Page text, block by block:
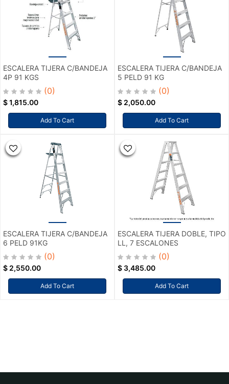
ESCALERA TIJERA C/BANDEJA
4P 91 KGS
(0)
$1,815.00
Add To Cart
ESCALERA TIJERA C/BANDEJA
5 PELD 91 KG
(0)
$ 2,050.00
Add To Cart
ESCALERA TIJERA C/BANDEJA
6 PELD 91KG
(0)
$ 2,550.00
Add To Cart
ESCALERA TIJERA DOBLE, TIPO
LL, 7 ESCALONES
(0)
$ 3,485.00
Add To Cart